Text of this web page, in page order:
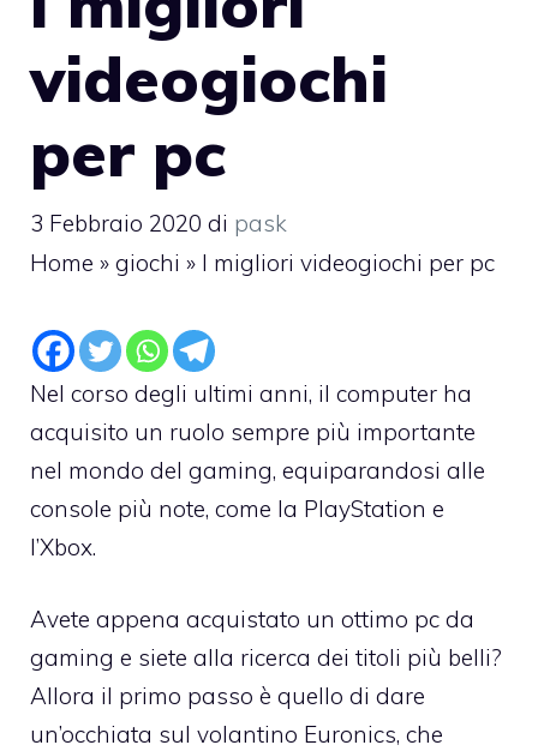
videogiochi
per pc
3 Febbraio 2020 di pask
Home » giochi » I migliori videogiochi per pc
Nel corso degli ultimi anni, il computer ha
acquisito un ruolo sempre più importante
nel mondo del gaming, equiparandosi alle
console più note, come la PlayStation e
l’Xbox.
Avete appena acquistato un ottimo pc da
gaming e siete alla ricerca dei titoli più belli?
Allora il primo passo è quello di dare
un’occhiata sul volantino Euronics, che